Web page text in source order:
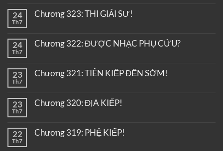
24
Th7
Chương 323: THI GIẢI SƯ!
24
Th7
Chương 322: ĐƯỢC NHẠC PHỤ CỨU?
23
Th7
Chương 321: TIÊN KIẾP ĐẾN SỚM!
23
Th7
Chương 320: ĐỊA KIẾP!
22
Th7
Chương 319: PHỆ KIẾP!